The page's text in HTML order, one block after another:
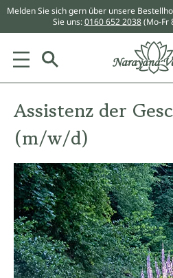
springen
Melden Sie sich gern über unsere
Sie uns:0160 652 2038 (Mo-Fr
Assistenz der
(m/w/d)